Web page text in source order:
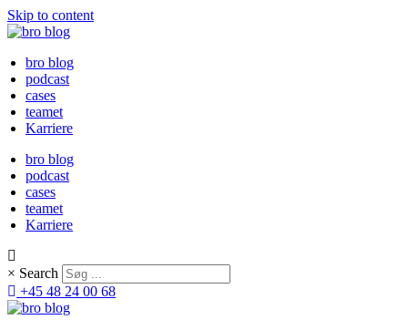
Skip to content
bro blog
podcast
cases
teamet
Karriere
bro blog
podcast
cases
teamet
Karriere
× Search
+45 48 24 00 68